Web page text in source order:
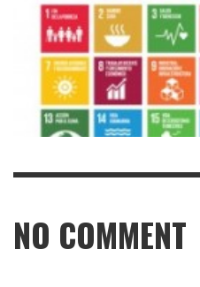
NO COMMENT